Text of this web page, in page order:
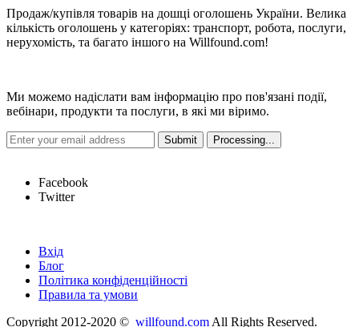
Продаж/купівля товарів на дошці оголошень України. Велика
кількість оголошень у категоріях: транспорт, робота, послуги,
нерухомість, та багато іншого на Willfound.com!
Ми можемо надіслати вам інформацію про пов'язані події,
вебінари, продукти та послуги, в які ми віримо.
Facebook
Twitter
Вхід
Блог
Політика конфіденційності
Правила та умови
Copyright 2012-2020 © willfound.com All Rights Reserved.